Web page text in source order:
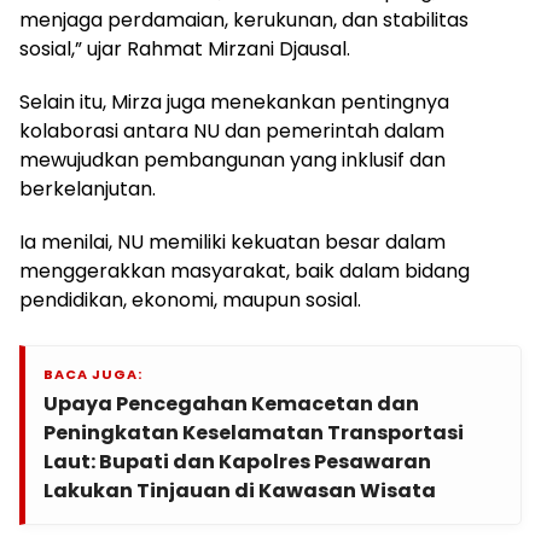
menjaga perdamaian, kerukunan, dan stabilitas
sosial,” ujar Rahmat Mirzani Djausal.
Selain itu, Mirza juga menekankan pentingnya
kolaborasi antara NU dan pemerintah dalam
mewujudkan pembangunan yang inklusif dan
berkelanjutan.
Ia menilai, NU memiliki kekuatan besar dalam
menggerakkan masyarakat, baik dalam bidang
pendidikan, ekonomi, maupun sosial.
BACA JUGA:
Upaya Pencegahan Kemacetan dan
Peningkatan Keselamatan Transportasi
Laut: Bupati dan Kapolres Pesawaran
Lakukan Tinjauan di Kawasan Wisata